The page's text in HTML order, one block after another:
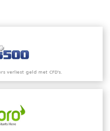
verliest geld met CFD’s.